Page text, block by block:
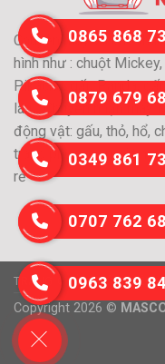
Chuyên may và cho
hình như : chuột
Pikachu, gấu Panda,
láu….Chuyên nhận may
động vật: gấu, thỏ, hổ,
trang phục nhân vật
rẻ
TRANG CHỦ GIỚI THIỆU
Copyright 2026 ©
0865 868
0879 679
0349 861
0707 762
0963 839